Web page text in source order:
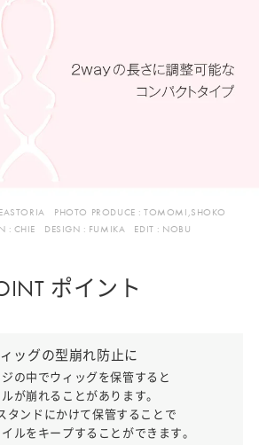
PHOTO PRODUCE : TOMOMI,SHOKO
: CHIE DESIGN : FUMIKA EDIT : NOBU
ポイント
ッグの型崩れ防止に
の中でウィッグを保管すると
が崩れることがあります。
タンドにかけて保管することで
ルをキープすることができます。